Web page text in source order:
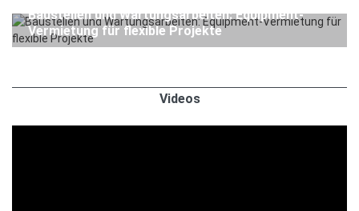
Baustellen und Wartungsarbeiten: Equipment-
Vermietung für flexible Projekte
Videos